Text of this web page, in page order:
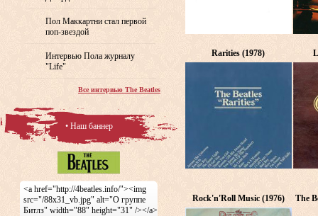
Rarities (1978)
Rock'n'Roll Music (1976) The
Пол Маккартни стал первой
поп-звездой
Интервью Пола журналу
"Life"
Все интервью The Beatles
• Наш баннер
<a href="http://4beatles.info/"><img
src="/88x31_vb.jpg" alt="О группе
Битлз" width="88" height="31" /></a>